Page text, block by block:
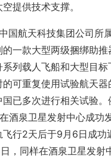
提供技术支撑。
国航天科技集团公司所
一款大型两级捆绑助
系列载人飞船和大型目
可重复使用试验航天
国已多次进行相关试验
酒泉卫星发射中心成功
行2天后于9月6日成功
，同样在酒泉卫星发射